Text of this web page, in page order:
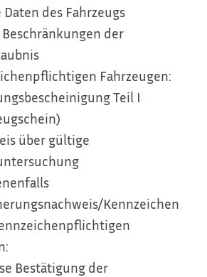
des Fahrzeugs
der
Fahrzeugen:
Teil I
über gültige
Kennzeichen
Bestätigung der